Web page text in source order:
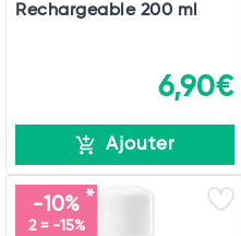
Rechargeable 200 ml
6,90€
Ajouter
-10%
2 = -15%